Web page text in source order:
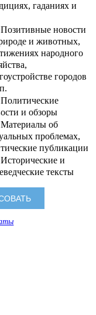
гаданиях и
Позитивные новости
и животных,
народного
городов
Политические
и обзоры
Материалы об
проблемах,
публикации
Исторические и
тексты